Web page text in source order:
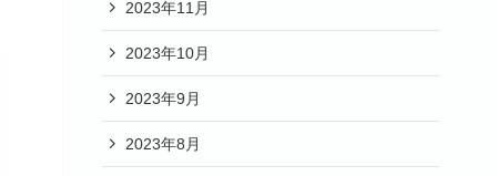
2023年11月
2023年10月
2023年9月
2023年8月